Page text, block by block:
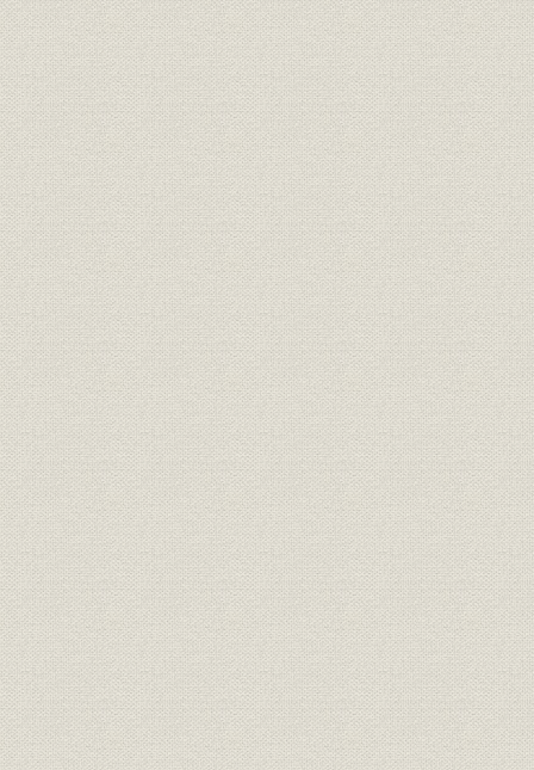
二 社債の引受
三 担保附社債信託
四 所有有価証券
第五節 対外業務
第一款 外資導入
一 概観
二 主なる外資導入
第二款 対外投資
一 概観
二 主なる対外投資
第三款 対外業務機関(日仏銀行)の設立
第六節 整理問題
第二篇 第二期(第一次欧州大戦勃発から金解禁まで)
第一章 経済情勢
第一節 概説